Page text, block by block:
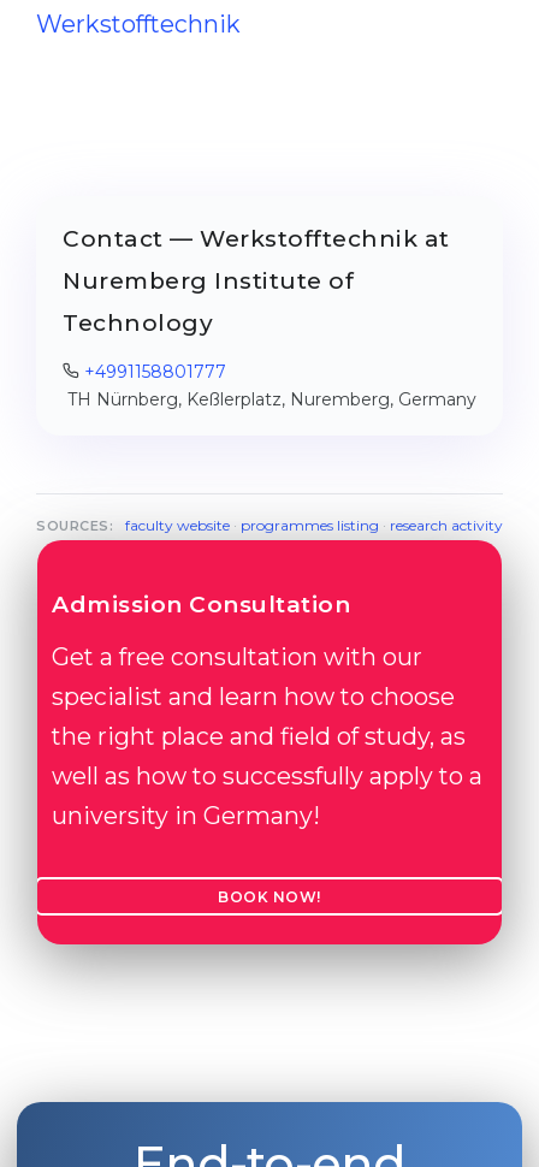
Werkstofftechnik
Contact — Werkstofftechnik at
Nuremberg Institute of
Technology
+4991158801777
TH Nürnberg, Keßlerplatz, Nuremberg, Germany
SOURCES: faculty website· programmes listing · research activity
Admission Consultation
Get a free consultation with our
specialist and learn how to choose
the right place and field of study, as
well as how to successfully apply to a
university in Germany!
BOOK NOW!